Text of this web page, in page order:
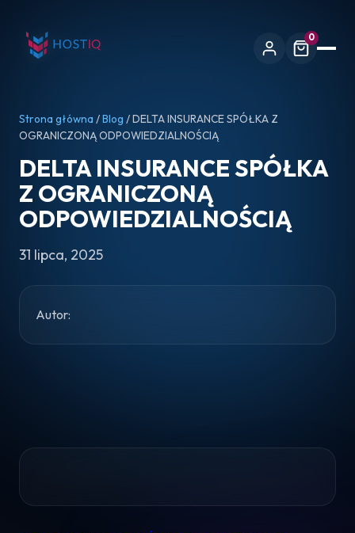
0
Strona główna /Blog / DELTA INSURANCE SPÓŁKA Z
OGRANICZONĄ ODPOWIEDZIALNOŚCIĄ
DELTA INSURANCE SPÓŁKA
Z OGRANICZONĄ
ODPOWIEDZIALNOŚCIĄ
31 lipca, 2025
Autor: